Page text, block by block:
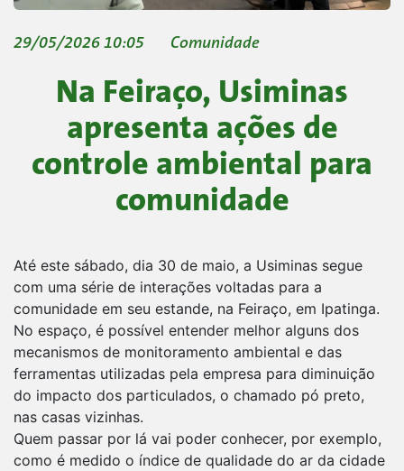
29/05/2026 10:05 Comunidade
Na Feiraço, Usiminas
apresenta ações de
controle ambiental para
comunidade
Até este sábado, dia 30 de maio, a Usiminas segue
com uma série de interações voltadas para a
comunidade em seu estande, na Feiraço, em Ipatinga.
No espaço, é possível entender melhor alguns dos
mecanismos de monitoramento ambiental e das
ferramentas utilizadas pela empresa para diminuição
do impacto dos particulados, o chamado pó preto,
nas casas vizinhas.
Quem passar por lá vai poder conhecer, por exemplo,
como é medido o índice de qualidade do ar da cidade